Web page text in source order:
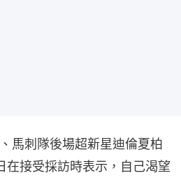
馬刺隊後場超新星迪倫夏柏
在接受採訪時表示，自己渴望